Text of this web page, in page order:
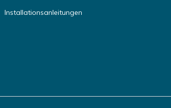
Installationsanleitungen